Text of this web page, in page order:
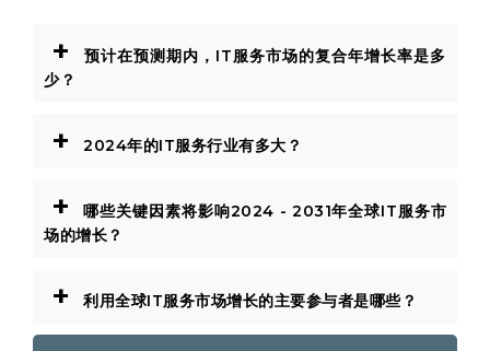
+
预计在预测期内，IT服务市场的复合年增长率是多
少？
+ 2024年的IT服务行业有多大？
+
哪些关键因素将影响2024 - 2031年全球IT服务市
场的增长？
+ 利用全球IT服务市场增长的主要参与者是哪些？